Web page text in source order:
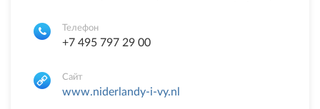
Телефон
+7 495 797 29 00
Cайт
www.niderlandy-i-vy.nl